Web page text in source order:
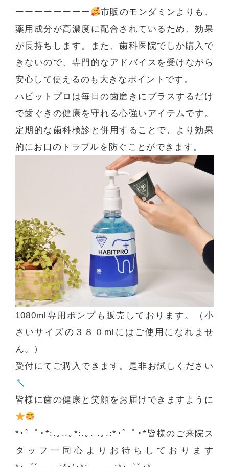
ーーーーーーーー
市販のモンダミンよりも、
薬用成分が高濃度に配合されているため、効果
が長持ちします。また、歯科医院でしか購入で
きないので、専門的なアドバイスを受けながら
安心して使えるのも大きなポイントです。
ハビットプロは毎日の歯磨きにプラスするだけ
で歯ぐきの健康を守れる心強いアイテムです。
定期的な歯科検診と併用することで、より効果
的にお口のトラブルを防ぐことができます。
1080ml専用ポンプも販売しております。（小
さいサイズの３８０mlにはご使用になれませ
ん。）
受付にてご購入できます。是非お試しください
皆様に歯の健康と笑顔をお届けできますように
*･゜ﾟ･*:.｡..｡*:.｡. .｡.:*･゜ﾟ･*皆様のご来院ス
タッフ一同心よりお待ちしております